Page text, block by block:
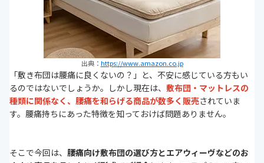
出典： https://www.amazon.co.jp
「敷き布団は腰痛に良くないの？」と、不安に感じている方もい
るのではないでしょうか。しかし現在は、 敷布団・マットレスの
種類に関係なく、腰痛を和らげる商品が数多く販売されていま
す。腰痛持ちにあった特徴を知っておけば問題ありません。
そこで今回は、 腰痛向け敷布団の選び方とエアウィーヴなどのお